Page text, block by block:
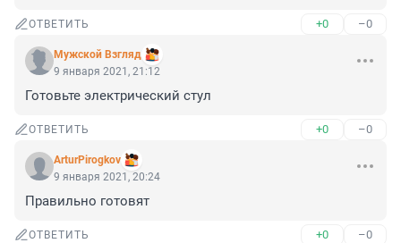
ОТВЕТИТЬ +0 –0
Мужской Взгляд
9 января 2021, 21:12
Готовьте электрический стул
ОТВЕТИТЬ +0 –0
ArturPirogkov
9 января 2021, 20:24
Правильно готовят
ОТВЕТИТЬ +0 –0